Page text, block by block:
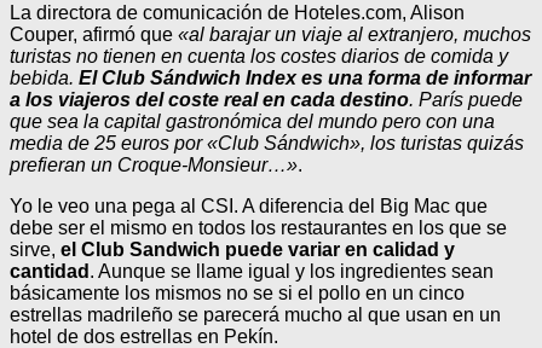
La directora de comunicación de Hoteles.com, Alison
Couper, afirmó que «al barajar un viaje al extranjero, muchos
turistas no tienen en cuenta los costes diarios de comida y
bebida. El Club Sándwich Index es una forma de informar
a los viajeros del coste real en cada destino. París puede
que sea la capital gastronómica del mundo pero con una
media de 25 euros por «Club Sándwich», los turistas quizás
prefieran un Croque-Monsieur…».
Yo le veo una pega al CSI. A diferencia del Big Mac que
debe ser el mismo en todos los restaurantes en los que se
sirve, el Club Sandwich puede variar en calidad y
cantidad . Aunque se llame igual y los ingredientes sean
básicamente los mismos no se si el pollo en un cinco
estrellas madrileño se parecerá mucho al que usan en un
hotel de dos estrellas en Pekín.